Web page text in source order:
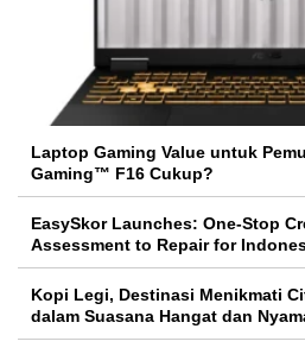
Laptop Gaming Value untuk
Gaming™ F16 Cukup?
EasySkor Launches: One-Stop
Assessment to Repair for
Kopi Legi, Destinasi Menikmati
dalam Suasana Hangat dan